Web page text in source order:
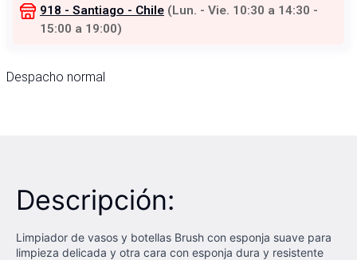
918 - Santiago - Chile (Lun. - Vie. 10:30 a 14:30 -
15:00 a 19:00)
Despacho normal
Descripción:
Limpiador de vasos y botellas Brush con esponja suave para
limpieza delicada y otra cara con esponja dura y resistente